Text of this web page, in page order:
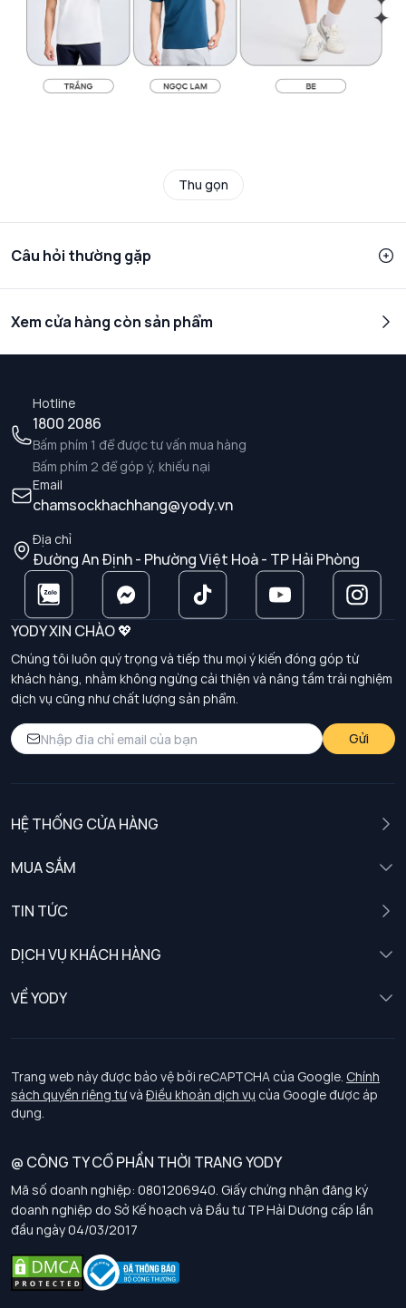
Thu gọn
Câu hỏi thường gặp
Xem cửa hàng còn sản phẩm
Hotline
1800 2086
Bấm phím 1 để được tư vấn mua hàng
Bấm phím 2 để góp ý, khiếu nại
Email
chamsockhachhang@yody.vn
Địa chỉ
Đường An Định - Phường Việt Hoà - TP Hải Phòng
YODY XIN CHÀO 💖
Chúng tôi luôn quý trọng và tiếp thu mọi ý kiến đóng góp từ
khách hàng, nhằm không ngừng cải thiện và nâng tầm trải nghiệm
dịch vụ cũng như chất lượng sản phẩm.
Gửi
HỆ THỐNG CỬA HÀNG
MUA SẮM
TIN TỨC
DỊCH VỤ KHÁCH HÀNG
Chính sách khách hàng thân thiết
Chính sách bảo vệ dữ liệu cá nhân
Chính sách thanh toán, giao nhận
Chính sách chất lượng và an toàn sức khoẻ nghề nghiệp
Chính sách đơn đồng phục
Hướng dẫn chọn kích thước
VỀ YODY
Tuyển dụng
Trang web này được bảo vệ bởi reCAPTCHA của Google. Chính
sách quyền riêng tưvà Điều khoản dịch vụ của Google được áp
dụng.
@ CÔNG TY CỔ PHẦN THỜI TRANG YODY
Mã số doanh nghiệp: 0801206940. Giấy chứng nhận đăng ký
doanh nghiệp do Sở Kế hoạch và Đầu tư TP Hải Dương cấp lần
đầu ngày 04/03/2017